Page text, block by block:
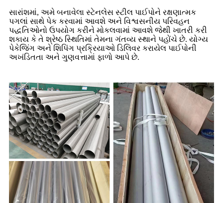
સારાંશમાં, અમે બનાવેલા સ્ટેનલેસ સ્ટીલ પાઈપોને રક્ષણાત્મક
પગલાં સાથે પેક કરવામાં આવશે અને વિશ્વસનીય પરિવહન
પદ્ધતિઓનો ઉપયોગ કરીને મોકલવામાં આવશે જેથી ખાતરી કરી
શકાય કે તે શ્રેષ્ઠ સ્થિતિમાં તેમના ગંતવ્ય સ્થાને પહોંચે છે. યોગ્ય
પેકેજિંગ અને શિપિંગ પ્રક્રિયાઓ ડિલિવર કરાયેલ પાઈપોની
અખંડિતતા અને ગુણવત્તામાં ફાળો આપે છે.